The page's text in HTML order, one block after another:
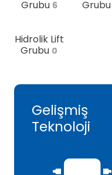
Grubu 6
Grubu
Hidrolik Lift
Grubu 0
Gelişmiş
Teknoloji